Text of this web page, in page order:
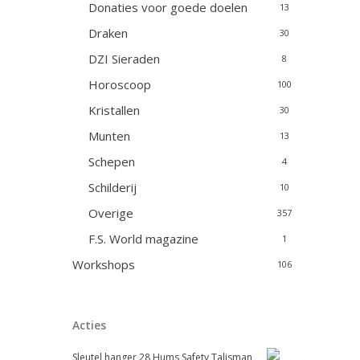
Donaties voor goede doelen 13
Draken 30
DZI Sieraden 8
Horoscoop 100
Kristallen 30
Munten 13
Schepen 4
Schilderij 10
Overige 357
F.S. World magazine 1
Workshops 106
Acties
Sleutel hanger 28 Hums Safety Talisman